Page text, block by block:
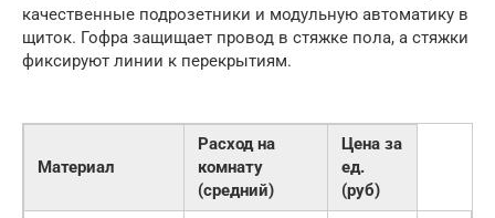
качественные подрозетники и модульную автоматику в
щиток. Гофра защищает провод в стяжке пола, а стяжки
фиксируют линии к перекрытиям.
Материал
Расход на
комнату
(средний)
Цена за
ед.
(руб)